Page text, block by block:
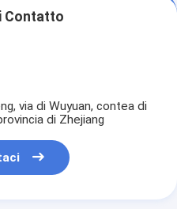
Contatto
via di Wuyuan, contea di
di Zhejiang